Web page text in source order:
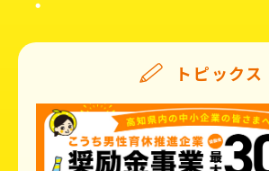
トピックス